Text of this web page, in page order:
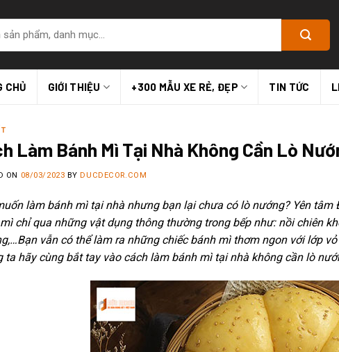
CHỦ GIỚI THIỆU +300 MẪU XE RẺ, ĐẸP TIN TỨC
Làm Bánh Mì Tại Nhà Không Cần Lò
ON 08/03/2023 BY DUCDECOR.COM
làm bánh mì tại nhà nhưng bạn lại chưa có lò nướng? Yên
chỉ qua những vật dụng thông thường trong bếp như: nồi chiên
vẫn có thể làm ra những chiếc bánh mì thơm ngon với lớp
ta hãy cùng bắt tay vào cách làm bánh mì tại nhà không cần lò